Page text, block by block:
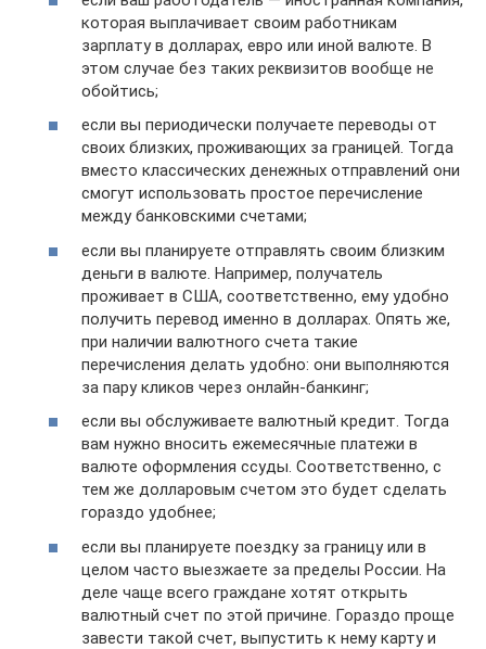
которая выплачивает своим работникам
зарплату в долларах, евро или иной валюте. В
этом случае без таких реквизитов вообще не
обойтись;
если вы периодически получаете переводы от
своих близких, проживающих за границей. Тогда
вместо классических денежных отправлений они
смогут использовать простое перечисление
между банковскими счетами;
если вы планируете отправлять своим близким
деньги в валюте. Например, получатель
проживает в США, соответственно, ему удобно
получить перевод именно в долларах. Опять же,
при наличии валютного счета такие
перечисления делать удобно: они выполняются
за пару кликов через онлайн-банкинг;
если вы обслуживаете валютный кредит. Тогда
вам нужно вносить ежемесячные платежи в
валюте оформления ссуды. Соответственно, с
тем же долларовым счетом это будет сделать
гораздо удобнее;
если вы планируете поездку за границу или в
целом часто выезжаете за пределы России. На
деле чаще всего граждане хотят открыть
валютный счет по этой причине. Гораздо проще
завести такой счет, выпустить к нему карту и